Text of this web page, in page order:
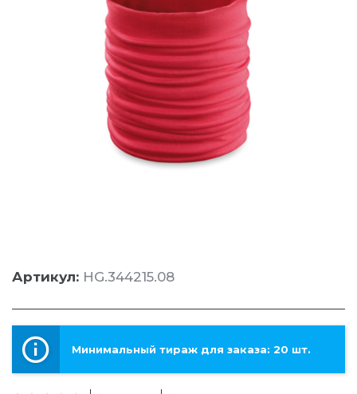
Артикул: HG.344215.08
Минимальный тираж для заказа: 20 шт.